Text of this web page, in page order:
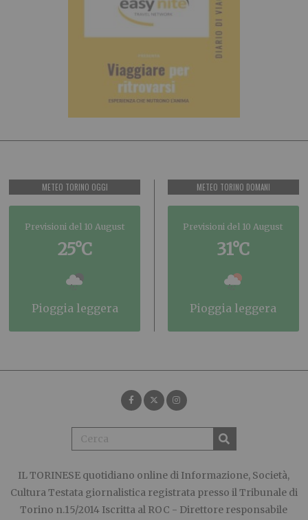
METEO TORINO OGGI
Previsioni del 10 August
25°C
pioggia leggera
METEO TORINO DOMANI
Previsioni del 10 August
31°C
pioggia leggera
IL TORINESE quotidiano online di Informazione, Società,
Cultura Testata giornalistica registrata presso il Tribunale di
Torino n.15/2014 Iscritta al ROC - Direttore responsabile